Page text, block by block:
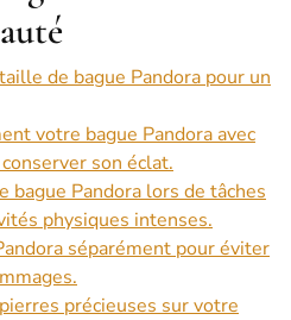
de bague Pandora pour un
votre bague Pandora avec
son éclat.
bague Pandora lors de tâches
physiques intenses.
séparément pour éviter
précieuses sur votre